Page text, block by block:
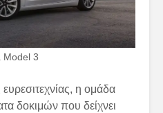
Model 3
η ομάδα
δοκιμών που δείχνει